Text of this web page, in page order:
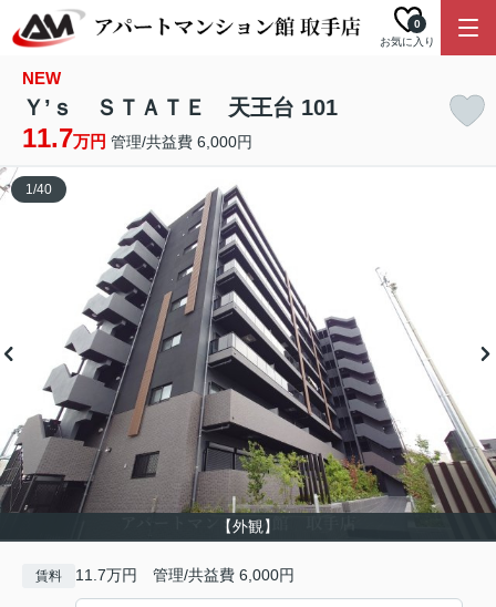
お気に入り
0
NEW
Ｙ’ｓ ＳＴＡＴＥ 天王台 101
11.7万円 管理/共益費 6,000円
【外観】
1/40
賃料 11.7万円 管理/共益費 6,000円